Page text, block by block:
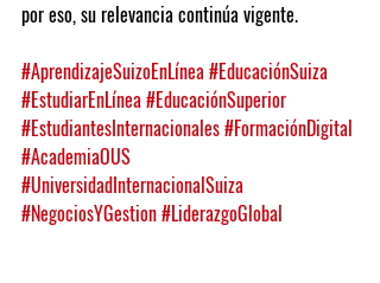
por eso, su relevancia continúa vigente.
#AprendizajeSuizoEnLínea#EducaciónSuiza
#EstudiarEnLínea#EducaciónSuperior
#EstudiantesInternacionales#FormaciónDigital
#AcademiaOUS
#UniversidadInternacionalSuiza
#NegociosYGestion#LiderazgoGlobal